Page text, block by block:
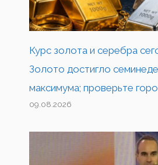
Курс золота и серебра
Золото достигло
максимума; проверьте
09.08.2026